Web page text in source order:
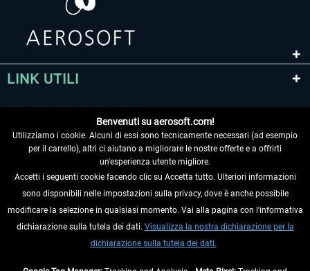
LINK UTILI
RECEDERE DAL CONTRATTO
INFORMAZIONI
Benvenuti su aerosoft.com!
Utilizziamo i cookie. Alcuni di essi sono tecnicamente necessari (ad esempio
per il carrello), altri ci aiutano a migliorare le nostre offerte e a offrirti
un'esperienza utente migliore.
Accetti i seguenti cookie facendo clic su Accetta tutto. Ulteriori informazioni
sono disponibili nelle impostazioni sulla privacy, dove è anche possibile
modificare la selezione in qualsiasi momento. Vai alla pagina con l'informativa
dichiarazione sulla tutela dei dati. Visualizza la nostra dichiarazione per la
dichiarazione sulla tutela dei dati.